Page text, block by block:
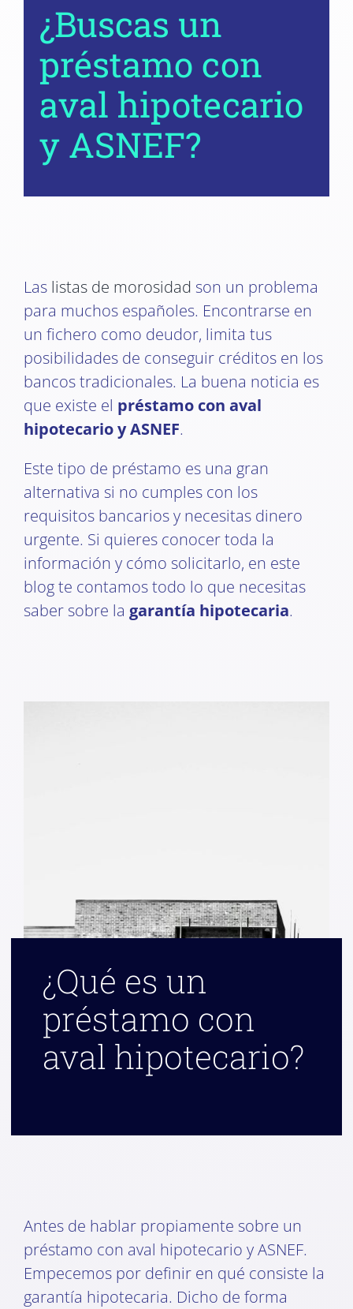
¿Buscas un
préstamo con
aval hipotecario
y ASNEF?
Las listas de morosidad son un problema
para muchos españoles. Encontrarse en
un fichero como deudor, limita tus
posibilidades de conseguir créditos en los
bancos tradicionales. La buena noticia es
que existe el préstamo con aval
hipotecario y ASNEF.
Este tipo de préstamo es una gran
alternativa si no cumples con los
requisitos bancarios y necesitas dinero
urgente. Si quieres conocer toda la
información y cómo solicitarlo, en este
blog te contamos todo lo que necesitas
saber sobre la garantía hipotecaria.
¿Qué es un
préstamo con
aval hipotecario?
Antes de hablar propiamente sobre un
préstamo con aval hipotecario y ASNEF.
Empecemos por definir en qué consiste la
garantía hipotecaria. Dicho de forma